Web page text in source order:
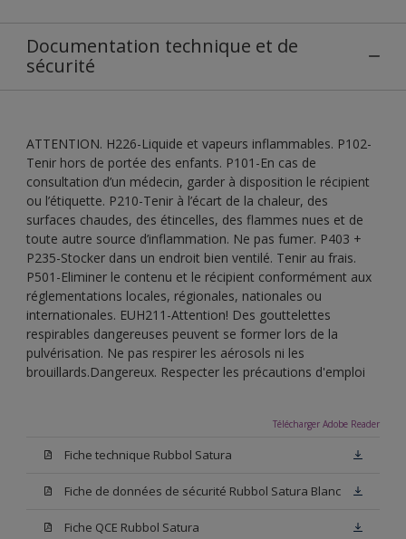
Documentation technique et de
sécurité
ATTENTION. H226-Liquide et vapeurs inflammables. P102-
Tenir hors de portée des enfants. P101-En cas de
consultation d’un médecin, garder à disposition le récipient
ou l’étiquette. P210-Tenir à l’écart de la chaleur, des
surfaces chaudes, des étincelles, des flammes nues et de
toute autre source d’inflammation. Ne pas fumer. P403 +
P235-Stocker dans un endroit bien ventilé. Tenir au frais.
P501-Eliminer le contenu et le récipient conformément aux
réglementations locales, régionales, nationales ou
internationales. EUH211-Attention! Des gouttelettes
respirables dangereuses peuvent se former lors de la
pulvérisation. Ne pas respirer les aérosols ni les
brouillards.Dangereux. Respecter les précautions d'emploi
Télécharger Adobe Reader
Fiche technique Rubbol Satura
Fiche de données de sécurité Rubbol Satura Blanc
Fiche QCE Rubbol Satura